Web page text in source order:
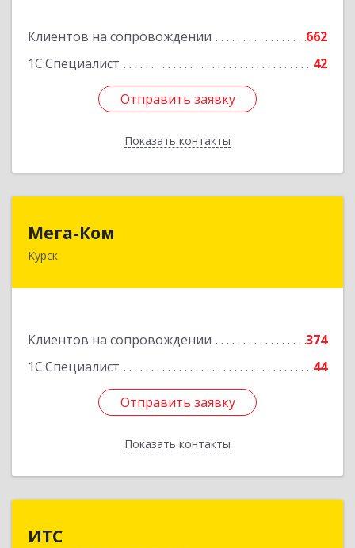
Клиентов на сопровождении
662
1С:Специалист
42
Отправить заявку
Показать контакты
Отправить заявку
Назад
Мега-Ком
Курск
Клиентов на сопровождении
374
1С:Специалист
44
Отправить заявку
Показать контакты
305001, Курская обл, Курск г, Красной Армии ул,
Отправить заявку
Назад
ИТС